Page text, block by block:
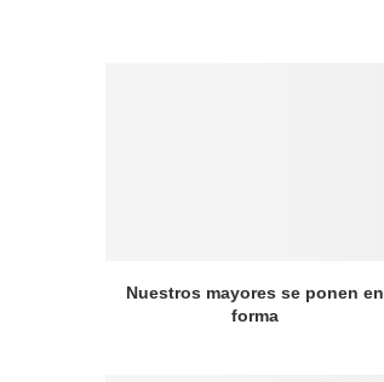
Nuestros mayores se ponen en
forma